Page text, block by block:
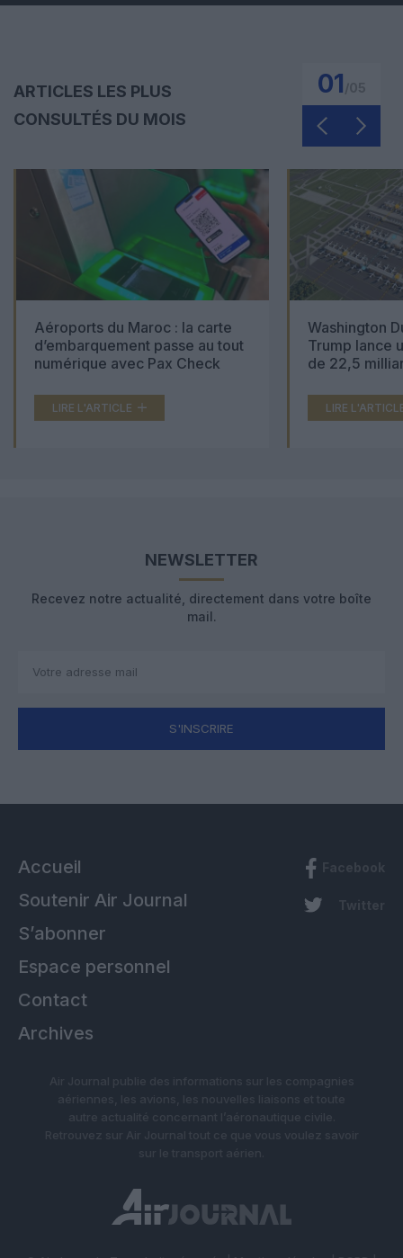
ARTICLES LES PLUS
CONSULTÉS DU MOIS
01
Aéroports du Maroc : la carte
d’embarquement passe au tout
numérique avec Pax Check
LIRE L'ARTICLE
Washington
Trump lance
de 22,5
LIRE
NEWSLETTER
Recevez notre actualité, directement dans votre boîte
mail.
S'INSCRIRE
Accueil
Soutenir Air Journal
S’abonner
Espace personnel
Contact
Archives